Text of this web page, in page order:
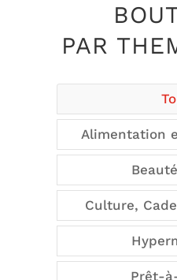
PAR
Alimentation
Culture,
Prêt-